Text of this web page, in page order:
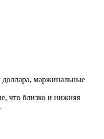
доллара, маржинальные
что близко и нижняя